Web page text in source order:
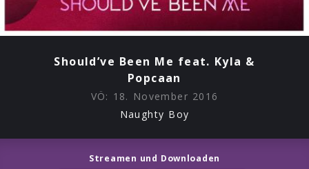
Should’ve Been Me feat. Kyla &
Popcaan
VÖ: 18. November 2016
Naughty Boy
Streamen und Downloaden